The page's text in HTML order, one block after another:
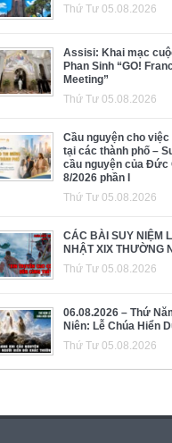
Thứ Tư 05.08.2026
Assisi: Khai mạc
Phan Sinh “GO!
Meeting”
Thứ Tư 05.08.2026
Cầu nguyện cho
tại các thành phố –
cầu nguyện của Đức
8/2026 phần I
Thứ Tư 05.08.2026
CÁC BÀI SUY NIỆM
NHẬT XIX THƯỜNG
Thứ Tư 05.08.2026
06.08.2026 – Thứ
Niên: Lễ Chúa Hiển
Thứ Tư 05.08.2026